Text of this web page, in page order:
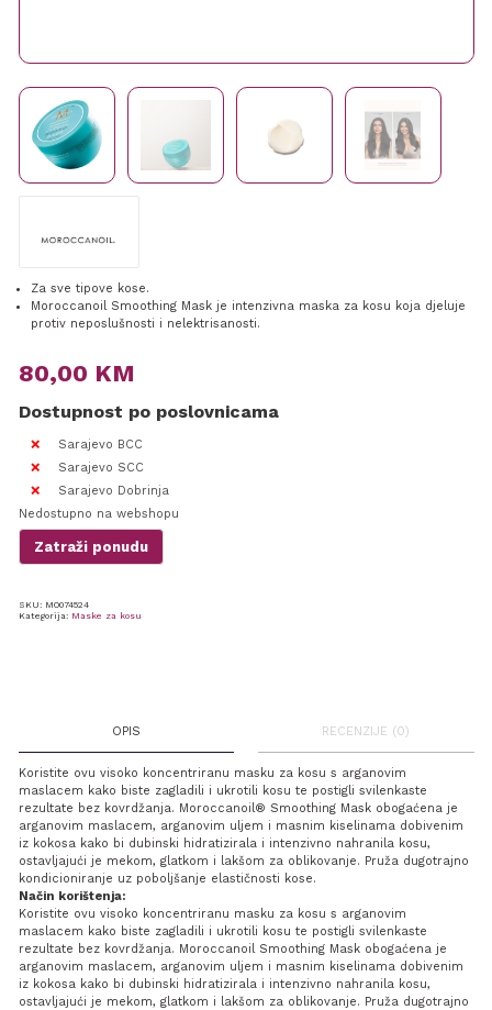
Za sve tipove kose.
Moroccanoil Smoothing Mask je intenzivna maska za kosu koja djeluje
protiv neposlušnosti i nelektrisanosti.
80,00 KM
Dostupnost po poslovnicama
Sarajevo BCC
Sarajevo SCC
Sarajevo Dobrinja
Nedostupno na webshopu
Zatraži ponudu
SKU: MO074524
Kategorija: Maske za kosu
OPIS RECENZIJE (0)
Koristite ovu visoko koncentriranu masku za kosu s arganovim
maslacem kako biste zagladili i ukrotili kosu te postigli svilenkaste
rezultate bez kovrdžanja. Moroccanoil® Smoothing Mask obogaćena je
arganovim maslacem, arganovim uljem i masnim kiselinama dobivenim
iz kokosa kako bi dubinski hidratizirala i intenzivno nahranila kosu,
ostavljajući je mekom, glatkom i lakšom za oblikovanje. Pruža dugotrajno
kondicioniranje uz poboljšanje elastičnosti kose.
Način korištenja:
Koristite ovu visoko koncentriranu masku za kosu s arganovim
maslacem kako biste zagladili i ukrotili kosu te postigli svilenkaste
rezultate bez kovrdžanja. Moroccanoil Smoothing Mask obogaćena je
arganovim maslacem, arganovim uljem i masnim kiselinama dobivenim
iz kokosa kako bi dubinski hidratizirala i intenzivno nahranila kosu,
ostavljajući je mekom, glatkom i lakšom za oblikovanje. Pruža dugotrajno